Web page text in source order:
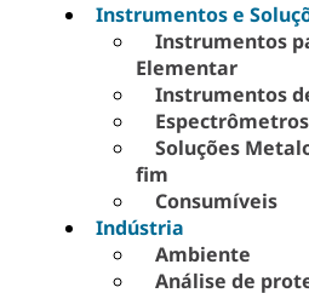
Instrumentos e
Instrumentos
Elementar
Instrumentos
Soluções
fim
Consumíveis
Indústria
Ambiente
Análise de